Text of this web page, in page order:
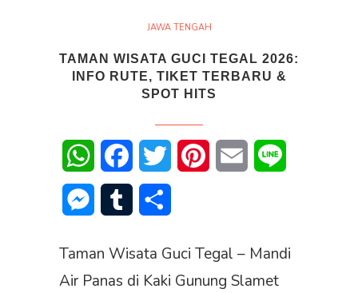
JAWA TENGAH
TAMAN WISATA GUCI TEGAL 2026:
INFO RUTE, TIKET TERBARU &
SPOT HITS
WhatsAppFacebookTwitter PinterestEmail
Messenger
Tumblr
Taman Wisata Guci Tegal – Mandi
Air Panas di Kaki Gunung Slamet